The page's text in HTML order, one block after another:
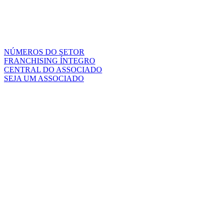
NÚMEROS DO SETOR
FRANCHISING ÍNTEGRO
CENTRAL DO ASSOCIADO
SEJA UM ASSOCIADO